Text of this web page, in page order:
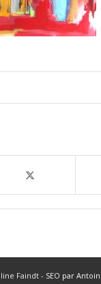
Faindt - SEO par